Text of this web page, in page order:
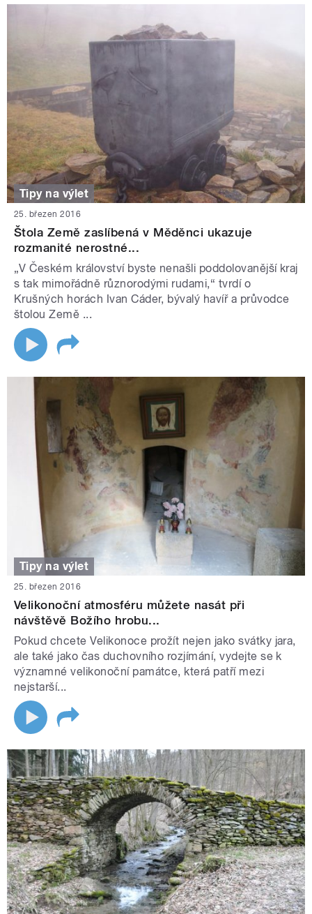
Tipy na výlet
25. březen 2016
Štola Země zaslíbená v Měděnci ukazuje
rozmanité nerostné...
„V Českém království byste nenašli poddolovanější kraj
s tak mimořádně různorodými rudami,“ tvrdí o
Krušných horách Ivan Cáder, bývalý havíř a průvodce
štolou Země ...
Tipy na výlet
25. březen 2016
Velikonoční atmosféru můžete nasát při
návštěvě Božího hrobu...
Pokud chcete Velikonoce prožít nejen jako svátky jara,
ale také jako čas duchovního rozjímání, vydejte se k
významné velikonoční památce, která patří mezi
nejstarší...